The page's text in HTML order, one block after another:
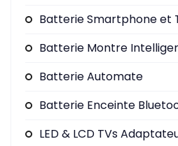
Batterie Smartphone et
Batterie Montre
Batterie Automate
Batterie Enceinte
LED & LCD TVs